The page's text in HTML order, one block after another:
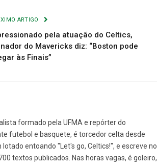
ARTIGO
pela atuação do Celtics,
do Mavericks diz: “Boston pode
às Finais”
formado pela UFMA e repórter do
futebol e basquete, é torcedor celta desde
entoando "Let's go, Celtics!", e escreve no
textos publicados. Nas horas vagas, é goleiro,